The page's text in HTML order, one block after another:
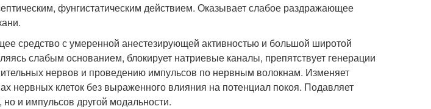
фунгистатическим действием. Оказывает слабое раздражающее
средство с умеренной анестезирующей активностью и большой широтой
слабым основанием, блокирует натриевые каналы, препятствует генерации
нервов и проведению импульсов по нервным волокнам. Изменяет
нервных клеток без выраженного влияния на потенциал покоя. Подавляет
и импульсов другой модальности.